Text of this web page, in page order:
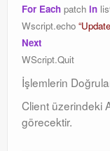
For Each patch in
Wscript.echo
Next
WScript.Quit
İşlemlerin
Client üzerindeki
görecektir.